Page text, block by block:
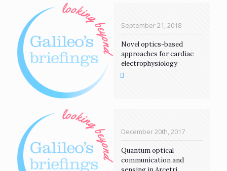
September 21, 2018
Novel optics-based
approaches for cardiac
electrophysiology
December 20th, 2017
Quantum optical
communication and